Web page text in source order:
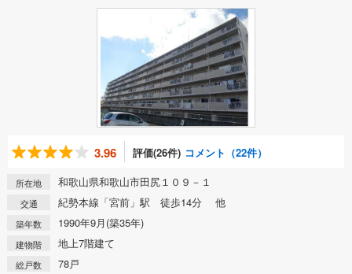
3.96 評価(26件) コメント（22件）
所在地 和歌山県和歌山市田尻１０９－１
交通 紀勢本線「宮前」駅 徒歩14分 他
築年数 1990年9月(築35年)
建物階 地上7階建て
総戸数 78戸